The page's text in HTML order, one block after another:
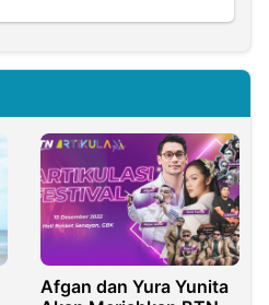
Afgan dan Yura Yunita